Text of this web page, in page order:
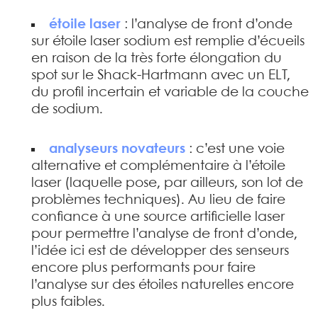
étoile laser : l’analyse de front d’onde
sur étoile laser sodium est remplie d’écueils
en raison de la très forte élongation du
spot sur le Shack-Hartmann avec un ELT,
du profil incertain et variable de la couche
de sodium.
analyseurs novateurs : c’est une voie
alternative et complémentaire à l’étoile
laser (laquelle pose, par ailleurs, son lot de
problèmes techniques). Au lieu de faire
confiance à une source artificielle laser
pour permettre l’analyse de front d’onde,
l’idée ici est de développer des senseurs
encore plus performants pour faire
l’analyse sur des étoiles naturelles encore
plus faibles.